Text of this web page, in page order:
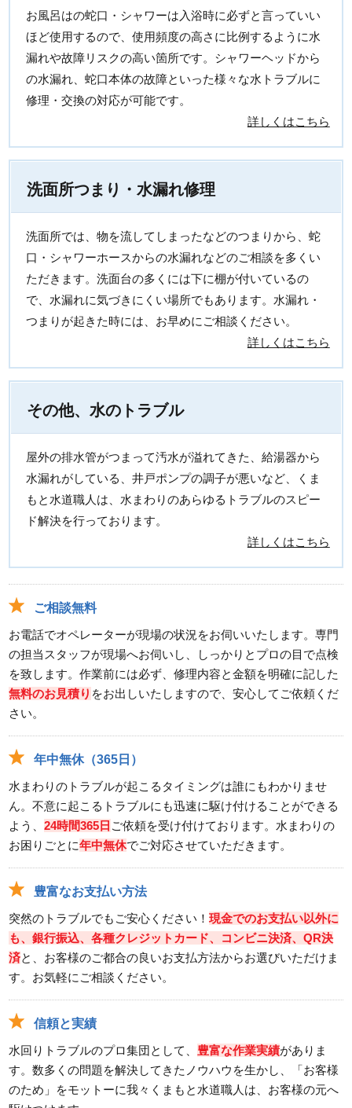
お風呂はの蛇口・シャワーは入浴時に必ずと言っていい
ほど使用するので、使用頻度の高さに比例するように水
漏れや故障リスクの高い箇所です。シャワーヘッドから
の水漏れ、蛇口本体の故障といった様々な水トラブルに
修理・交換の対応が可能です。
詳しくはこちら
洗面所つまり・水漏れ修理
洗面所では、物を流してしまったなどのつまりから、蛇
口・シャワーホースからの水漏れなどのご相談を多くい
ただきます。洗面台の多くには下に棚が付いているの
で、水漏れに気づきにくい場所でもあります。水漏れ・
つまりが起きた時には、お早めにご相談ください。
詳しくはこちら
その他、水のトラブル
屋外の排水管がつまって汚水が溢れてきた、給湯器から
水漏れがしている、井戸ポンプの調子が悪いなど、くま
もと水道職人は、水まわりのあらゆるトラブルのスピー
ド解決を行っております。
詳しくはこちら
ご相談無料
お電話でオペレーターが現場の状況をお伺いいたします。専門
の担当スタッフが現場へお伺いし、しっかりとプロの目で点検
を致します。作業前には必ず、修理内容と金額を明確に記した
無料のお見積り をお出しいたしますので、安心してご依頼くだ
さい。
年中無休（365日）
水まわりのトラブルが起こるタイミングは誰にもわかりませ
ん。不意に起こるトラブルにも迅速に駆け付けることができる
よう、24時間365日 ご依頼を受け付けております。水まわりの
お困りごとに年中無休でご対応させていただきます。
豊富なお支払い方法
突然のトラブルでもご安心ください！現金でのお支払い以外に
も、銀行振込、各種クレジットカード、コンビニ決済、QR決
済と、お客様のご都合の良いお支払方法からお選びいただけま
す。お気軽にご相談ください。
信頼と実績
水回りトラブルのプロ集団として、 豊富な作業実績がありま
す。数多くの問題を解決してきたノウハウを生かし、「お客様
のため」をモットーに我々くまもと水道職人は、お客様の元へ